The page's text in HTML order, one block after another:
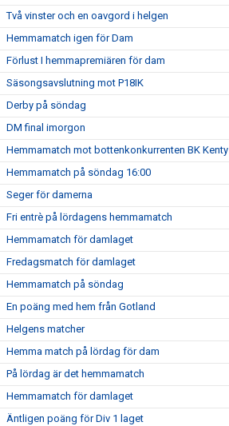
Två vinster och en oavgord i helgen
Hemmamatch igen för Dam
Förlust I hemmapremiären för dam
Säsongsavslutning mot P18IK
Derby på söndag
DM final imorgon
Hemmamatch mot bottenkonkurrenten BK Kenty
Hemmamatch på söndag 16:00
Seger för damerna
Fri entrè på lördagens hemmamatch
Hemmamatch för damlaget
Fredagsmatch för damlaget
Hemmamatch på söndag
En poäng med hem från Gotland
Helgens matcher
Hemma match på lördag för dam
På lördag är det hemmamatch
Hemmamatch för damlaget
Äntligen poäng för Div 1 laget